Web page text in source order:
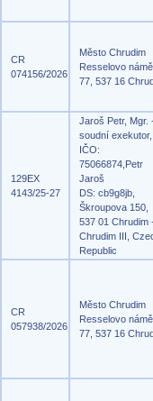
CR
074156/2026
Město Chrudim
Resselovo
77, 537 16
129EX
4143/25-27
Jaroš Petr, Mgr.
soudní exekutor,
IČO:
75066874,Petr
Jaroš
DS: cb9g8jb,
Škroupova 150,
537 01 Chrudim
Chrudim III,
Republic
CR
057938/2026
Město Chrudim
Resselovo
77, 537 16